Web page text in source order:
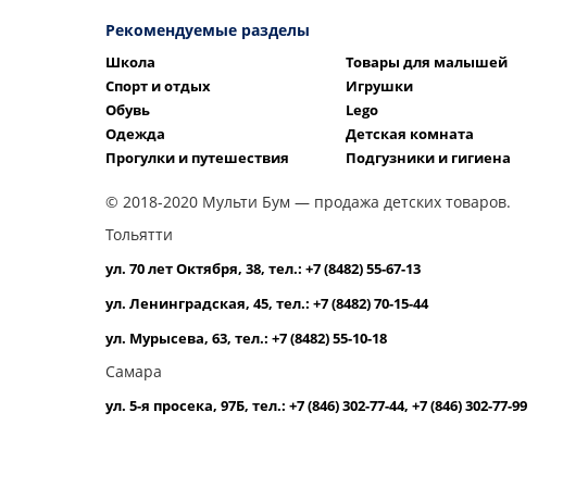
Рекомендуемые разделы
Школа
Спорт и отдых
Обувь
Одежда
Прогулки и путешествия
Товары для малышей
Игрушки
Lego
Детская комната
Подгузники и гигиена
© 2018-2020 Мульти Бум — продажа детских товаров.
Тольятти
ул. 70 лет Октября, 38, тел.: +7 (8482) 55-67-13
ул. Ленинградская, 45, тел.: +7 (8482) 70-15-44
ул. Мурысева, 63, тел.: +7 (8482) 55-10-18
Самара
ул. 5-я просека, 97Б, тел.: +7 (846) 302-77-44, +7 (846) 302-77-99